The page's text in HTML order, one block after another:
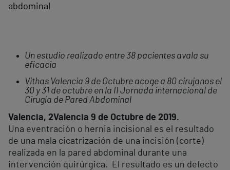
abdominal
Un estudio realizado entre 38 pacientes avala su
eficacia
Vithas Valencia 9 de Octubre acoge a 80 cirujanos el
30 y 31 de octubre en la II Jornada internacional de
Cirugía de Pared Abdominal
Valencia, 2Valencia 9 de Octubre de 2019.
Una eventración o hernia incisional es el resultado
de una mala cicatrización de una incisión (corte)
realizada en la pared abdominal durante una
intervención quirúrgica. El resultado es un defecto